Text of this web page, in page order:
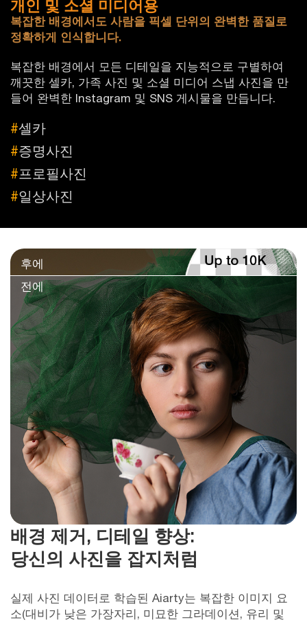
개인 및 소셜 미디어용
복잡한 배경에서도 사람을 픽셀 단위의 완벽한 품질로
정확하게 인식합니다.
복잡한 배경에서 모든 디테일을 지능적으로 구별하여
깨끗한 셀카, 가족 사진 및 소셜 미디어 스냅 사진을 만
들어 완벽한 Instagram 및 SNS 게시물을 만듭니다.
#셀카
#증명사진
#프로필사진
#일상사진
배경 제거, 디테일 향상:
당신의 사진을 잡지처럼
실제 사진 데이터로 학습된 Aiarty는 복잡한 이미지 요
소(대비가 낮은 가장자리, 미묘한 그라데이션, 유리 및